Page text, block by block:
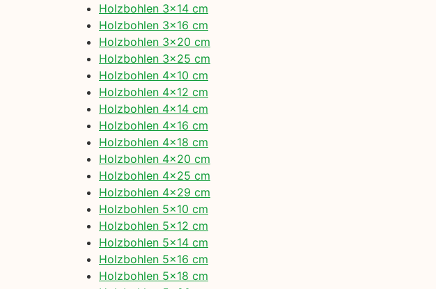
Holzbohlen 3×14 cm
Holzbohlen 3×16 cm
Holzbohlen 3×20 cm
Holzbohlen 3×25 cm
Holzbohlen 4×10 cm
Holzbohlen 4×12 cm
Holzbohlen 4×14 cm
Holzbohlen 4×16 cm
Holzbohlen 4×18 cm
Holzbohlen 4×20 cm
Holzbohlen 4×25 cm
Holzbohlen 4×29 cm
Holzbohlen 5×10 cm
Holzbohlen 5×12 cm
Holzbohlen 5×14 cm
Holzbohlen 5×16 cm
Holzbohlen 5×18 cm